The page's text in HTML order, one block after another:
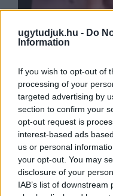
ugytudjuk.hu - Do
Information
If you wish to opt-out of
processing of your
targeted advertising by
section to confirm your
opt-out request is
interest-based ads
us or personal
your opt-out. You may
disclosure of your
IAB’s list of
MEGRÁZÓ
HAJLÉKTALAN
ALÁZTAK MEG -
A RENDŐRSÉG
A felvételen egy
arra kényszerítik,